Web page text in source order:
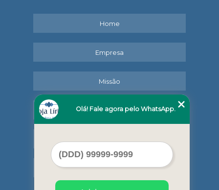
Home
Empresa
Missão
Serviços
Mapa do site
Olá! Fale agora pelo WhatsApp.